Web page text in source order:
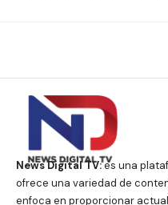
News Digital TV:es una
ofrece una variedad de
enfoca en proporcionar